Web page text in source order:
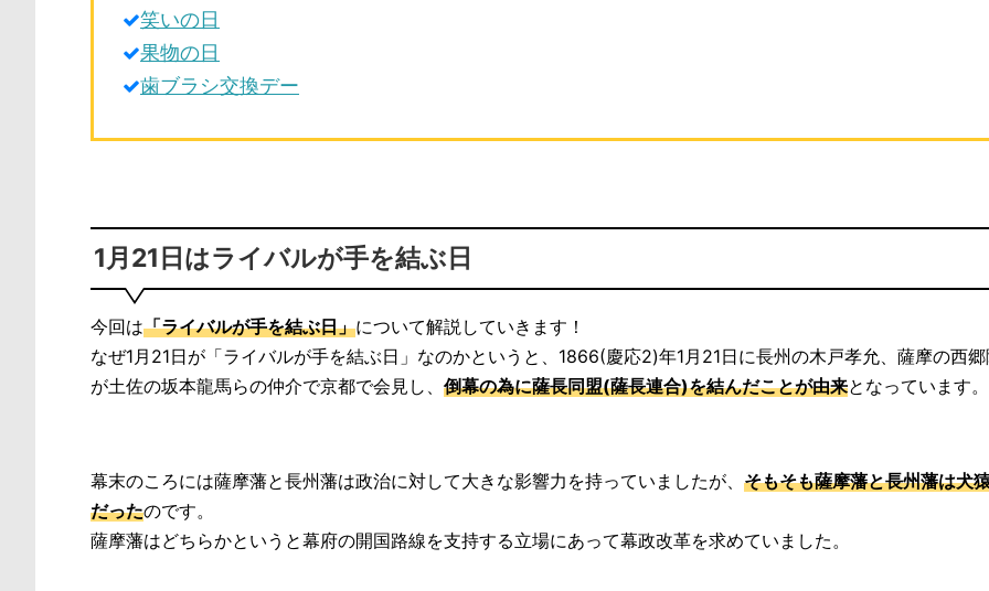
笑いの日
果物の日
歯ブラシ交換デー
1月21日はライバルが手を結ぶ日
今回は「ライバルが手を結ぶ日」について解説していきます！
なぜ1月21日が「ライバルが手を結ぶ日」なのかというと、1866(慶応2)年1月21日に長州の木戸孝允、薩摩の西
が土佐の坂本龍馬らの仲介で京都で会見し、 倒幕の為に薩長同盟(薩長連合)を結んだことが由来となっています。
幕末のころには薩摩藩と長州藩は政治に対して大きな影響力を持っていましたが、 そもそも薩摩藩と長州藩は犬
だったのです。
薩摩藩はどちらかというと幕府の開国路線を支持する立場にあって幕政改革を求めていました。